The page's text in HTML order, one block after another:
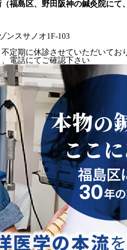
福島区、野田阪神の鍼灸院に
ンスサノオ1F-103
電話にてご確認下さい